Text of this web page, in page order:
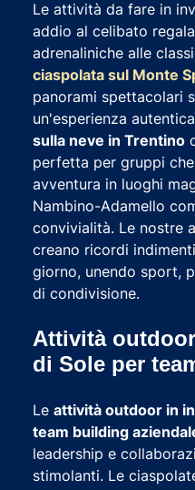
Le attività da fare in
addio al celibato
adrenaliniche alle
ciaspolata sul Monte
panorami spettacolari
un'esperienza
sulla neve in Trentino
perfetta per gruppi
avventura in luoghi
Nambino-Adamello
convivialità. Le nostre
creano ricordi
giorno, unendo sport,
di condivisione.
Attività
di Sole per
Le attività outdoor in
team building
leadership e
stimolanti. Le